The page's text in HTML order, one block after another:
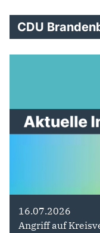
CDU
16.07.2026
Angriff auf